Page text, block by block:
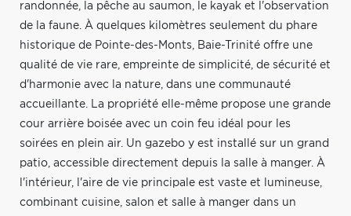
randonnée, la pêche au saumon, le kayak et l'observation
de la faune. À quelques kilomètres seulement du phare
historique de Pointe-des-Monts, Baie-Trinité offre une
qualité de vie rare, empreinte de simplicité, de sécurité et
d'harmonie avec la nature, dans une communauté
accueillante. La propriété elle-même propose une grande
cour arrière boisée avec un coin feu idéal pour les
soirées en plein air. Un gazebo y est installé sur un grand
patio, accessible directement depuis la salle à manger. À
l'intérieur, l'aire de vie principale est vaste et lumineuse,
combinant cuisine, salon et salle à manger dans un